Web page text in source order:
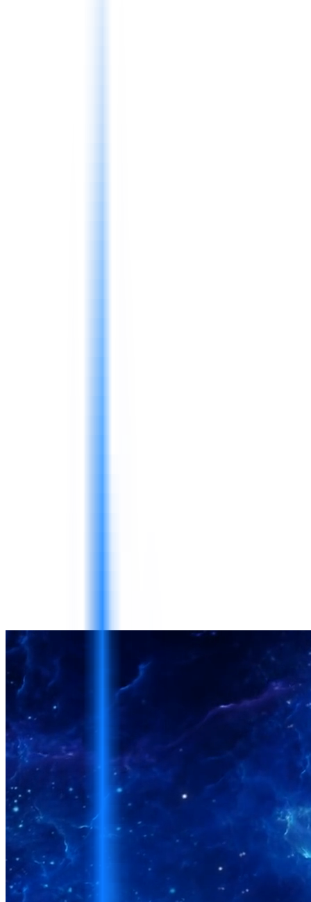
pour individus, équipes et organisations.